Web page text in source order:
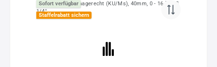
Sofort verfügbar
Staffelrabatt sichern